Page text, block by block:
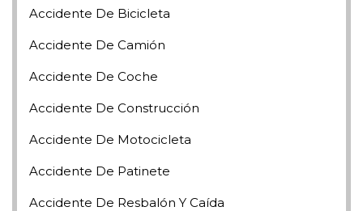
Accidente De Bicicleta
Accidente De Camión
Accidente De Coche
Accidente De Construcción
Accidente De Motocicleta
Accidente De Patinete
Accidente De Resbalón Y Caída